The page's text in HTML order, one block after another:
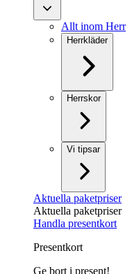
Allt inom Herr
Herrkläder
Herrskor
Vi tipsar
Aktuella paketpriser
Aktuella paketpriser
Handla presentkort
Presentkort
Ge bort i present!